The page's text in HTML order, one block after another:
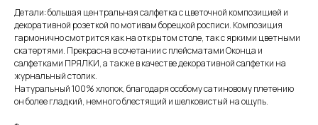
Детали: большая центральная салфетка с цветочной композицией и
декоративной розеткой по мотивам борецкой росписи. Композиция
гармонично смотрится как на открытом столе, так с яркими цветными
скатертями. Прекрасна в сочетании с плейсматами Оконца и
салфетками ПРЯЛКИ, а также в качестве декоративной салфетки на
журнальный столик.
Натуральный 100% хлопок, благодаря особому сатиновому плетению
он более гладкий, немного блестящий и шелковистый на ощупь.